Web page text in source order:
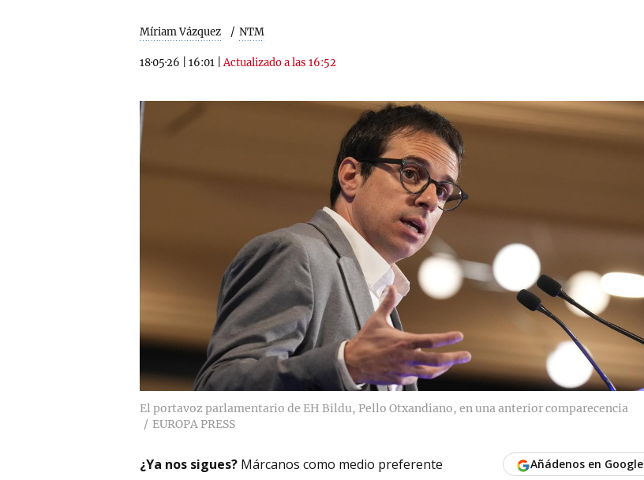
Míriam Vázquez NTM
18·05·26 16:01 |Actualizado a las 16:52
El portavoz parlamentario de EH Bildu, Pello Otxandiano, en una anterior comparecencia
EUROPA PRESS
¿Ya nos sigues? Márcanos como medio preferente Añádenos en Google